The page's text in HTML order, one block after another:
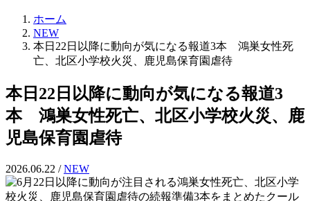
ホーム
NEW
本日22日以降に動向が気になる報道3本 鴻巣女性死
亡、北区小学校火災、鹿児島保育園虐待
本日22日以降に動向が気になる報道3
本 鴻巣女性死亡、北区小学校火災、鹿
児島保育園虐待
2026.06.22 /NEW